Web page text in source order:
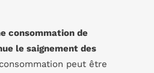
consommation de
le saignement des
peut être